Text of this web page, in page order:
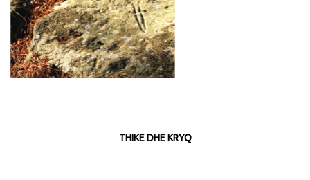
THIKE DHE KRYQ